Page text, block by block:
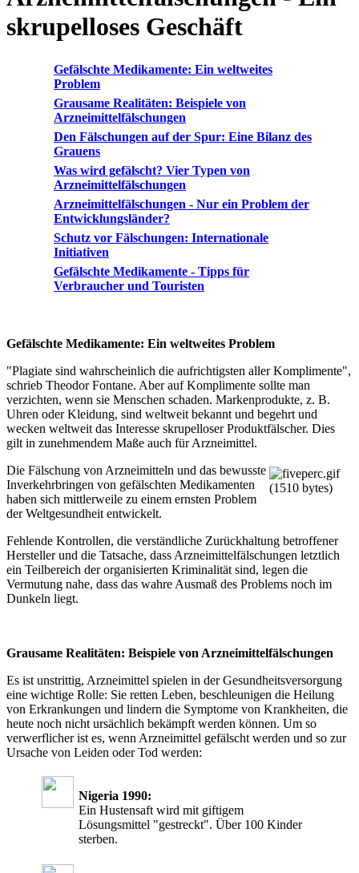
skrupelloses Geschäft
Gefälschte Medikamente: Ein weltweites
Problem
Grausame Realitäten: Beispiele von
Arzneimittelfälschungen
Den Fälschungen auf der Spur: Eine Bilanz des
Grauens
Was wird gefälscht? Vier Typen von
Arzneimittelfälschungen
Arzneimittelfälschungen - Nur ein Problem der
Entwicklungsländer?
Schutz vor Fälschungen: Internationale
Initiativen
Gefälschte Medikamente - Tipps für
Verbraucher und Touristen
Gefälschte Medikamente: Ein weltweites Problem
"Plagiate sind wahrscheinlich die aufrichtigsten aller Komplimente",
schrieb Theodor Fontane. Aber auf Komplimente sollte man
verzichten, wenn sie Menschen schaden. Markenprodukte, z. B.
Uhren oder Kleidung, sind weltweit bekannt und begehrt und
wecken weltweit das Interesse skrupelloser Produktfälscher. Dies
gilt in zunehmendem Maße auch für Arzneimittel.
Die Fälschung von Arzneimitteln und das bewusste
Inverkehrbringen von gefälschten Medikamenten
haben sich mittlerweile zu einem ernsten Problem
der Weltgesundheit entwickelt.
Fehlende Kontrollen, die verständliche Zurückhaltung betroffener
Hersteller und die Tatsache, dass Arzneimittelfälschungen letztlich
ein Teilbereich der organisierten Kriminalität sind, legen die
Vermutung nahe, dass das wahre Ausmaß des Problems noch im
Dunkeln liegt.
Grausame Realitäten: Beispiele von Arzneimittelfälschungen
Es ist unstrittig, Arzneimittel spielen in der Gesundheitsversorgung
eine wichtige Rolle: Sie retten Leben, beschleunigen die Heilung
von Erkrankungen und lindern die Symptome von Krankheiten, die
heute noch nicht ursächlich bekämpft werden können. Um so
verwerflicher ist es, wenn Arzneimittel gefälscht werden und so zur
Ursache von Leiden oder Tod werden:
Nigeria 1990:
Ein Hustensaft wird mit giftigem
Lösungsmittel "gestreckt". Über 100 Kinder
sterben.